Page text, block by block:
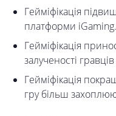
Гейміфікація
платформи iGaming.
Гейміфікація
залученості
Гейміфікація
гру більш